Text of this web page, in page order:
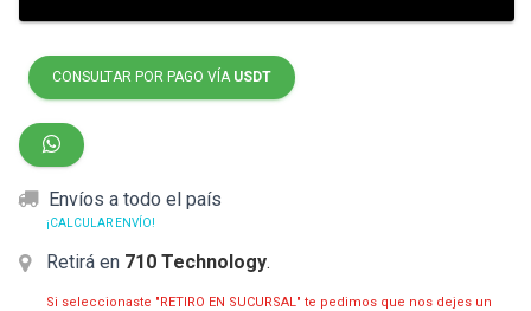
CONSULTAR POR PAGO VÍA USDT
Envíos a todo el país
¡CALCULAR ENVÍO!
Retirá en 710 Technology.
Si seleccionaste "RETIRO EN SUCURSAL" te pedimos que nos dejes un